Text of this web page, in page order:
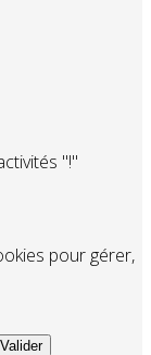
"!"
pour gérer,
Valider